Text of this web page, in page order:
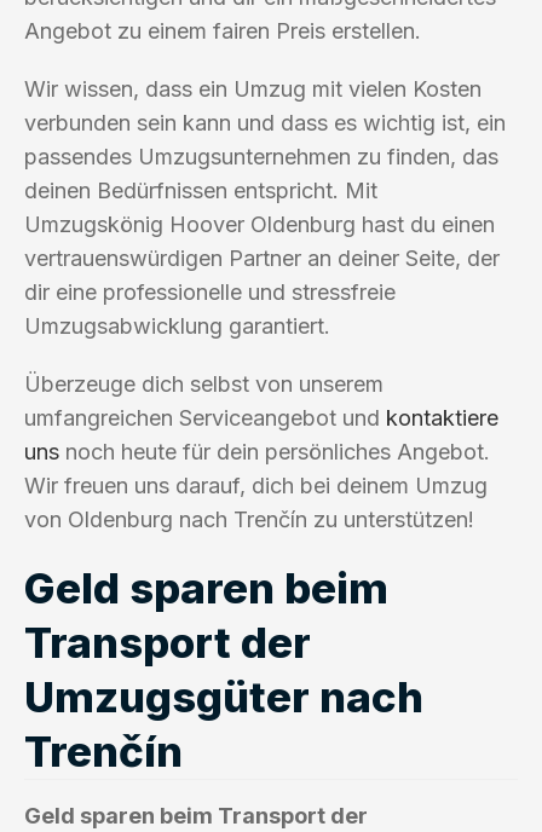
Angebot zu einem fairen Preis erstellen.
Wir wissen, dass ein Umzug mit vielen Kosten
verbunden sein kann und dass es wichtig ist, ein
passendes Umzugsunternehmen zu finden, das
deinen Bedürfnissen entspricht. Mit
Umzugskönig Hoover Oldenburg hast du einen
vertrauenswürdigen Partner an deiner Seite, der
dir eine professionelle und stressfreie
Umzugsabwicklung garantiert.
Überzeuge dich selbst von unserem
umfangreichen Serviceangebot und kontaktiere
uns noch heute für dein persönliches Angebot.
Wir freuen uns darauf, dich bei deinem Umzug
von Oldenburg nach Trenčín zu unterstützen!
Geld sparen beim
Transport der
Umzugsgüter nach
Trenčín
Geld sparen beim Transport der